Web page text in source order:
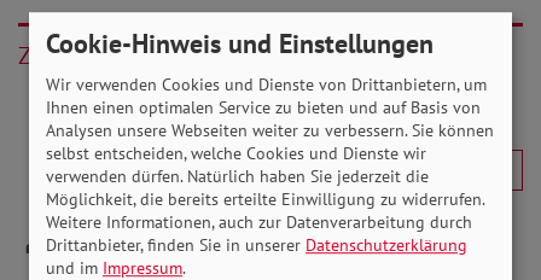
Zurück
Cookie-Hinweis und Einstellungen
Wir verwenden Cookies und Dienste von Drittanbietern, um
Ihnen einen optimalen Service zu bieten und auf Basis von
Analysen unsere Webseiten weiter zu verbessern. Sie können
selbst entscheiden, welche Cookies und Dienste wir
verwenden dürfen. Natürlich haben Sie jederzeit die
Möglichkeit, die bereits erteilte Einwilligung zu widerrufen.
Weitere Informationen, auch zur Datenverarbeitung durch
Drittanbieter, finden Sie in unserer Datenschutzerklärung
und im Impressum.